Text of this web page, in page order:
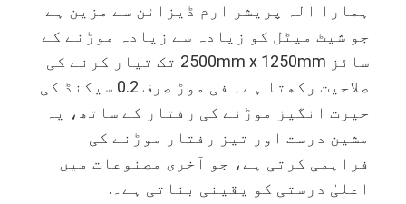
ہمارا آلہ پریشر آرم ڈیزائن سے مزین ہے
جو شیٹ میٹل کو زیادہ سے زیادہ موڑنے کے
سائز 2500mm x 1250mm تک تیار کرنے کی
صلاحیت رکھتا ہے۔ فی موڑ صرف 0.2 سیکنڈ کی
حیرت انگیز موڑنے کی رفتار کے ساتھ، یہ
مشین درست اور تیز رفتار موڑنے کی
فراہمی کرتی ہے، جو آخری مصنوعات میں
اعلیٰ درستی کو یقینی بناتی ہے۔.